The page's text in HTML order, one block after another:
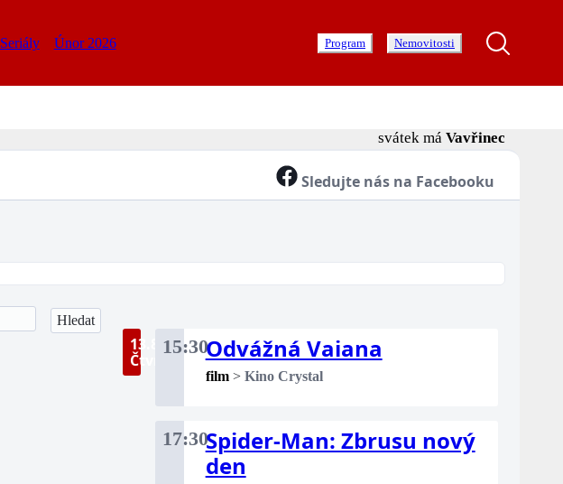
Seriály Únor 2026 Program Nemovitosti
svátek má Vavřinec
Sledujte nás na Facebooku
13.8.
Čtvrtek
15:30Odvážná Vaiana
film > Kino Crystal
17:30Spider-Man: Zbrusu nový
den